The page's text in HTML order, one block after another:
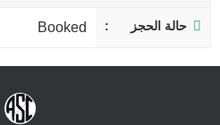
حالة الحجز Booked